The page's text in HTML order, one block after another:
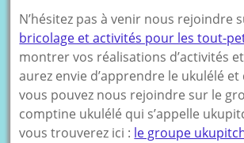
N’hésitez pas à venir nous rejoindre
bricolage et activités pour les tout-
montrer vos réalisations d’activités
aurez envie d’apprendre le ukulélé
vous pouvez nous rejoindre sur le
comptine ukulélé qui s’appelle
vous trouverez ici : le groupe